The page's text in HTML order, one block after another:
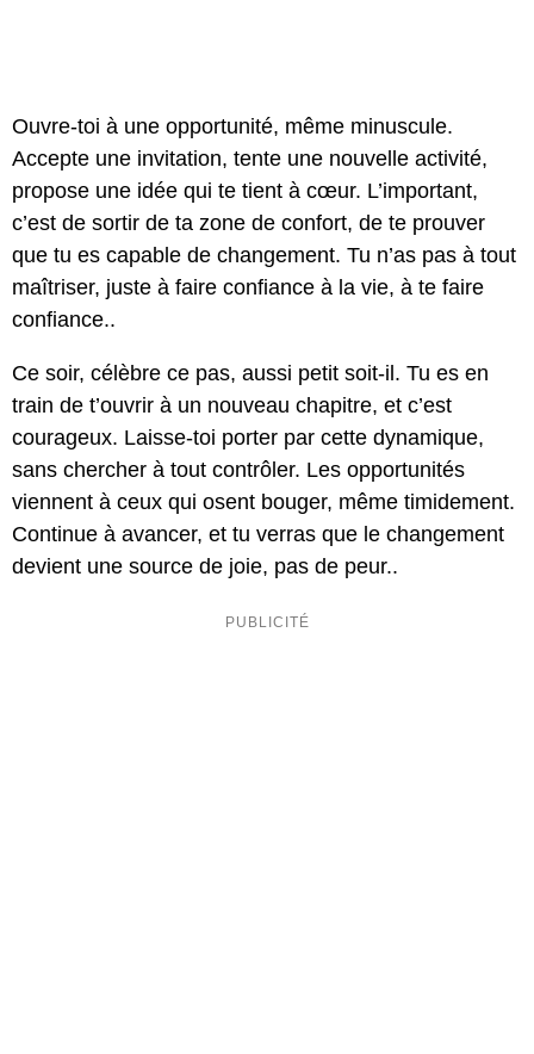
Ouvre-toi à une opportunité, même minuscule.
Accepte une invitation, tente une nouvelle activité,
propose une idée qui te tient à cœur. L’important,
c’est de sortir de ta zone de confort, de te prouver
que tu es capable de changement. Tu n’as pas à tout
maîtriser, juste à faire confiance à la vie, à te faire
confiance..
Ce soir, célèbre ce pas, aussi petit soit-il. Tu es en
train de t’ouvrir à un nouveau chapitre, et c’est
courageux. Laisse-toi porter par cette dynamique,
sans chercher à tout contrôler. Les opportunités
viennent à ceux qui osent bouger, même timidement.
Continue à avancer, et tu verras que le changement
devient une source de joie, pas de peur..